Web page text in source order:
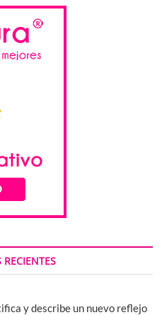
RECIENTES
y describe un nuevo reflejo